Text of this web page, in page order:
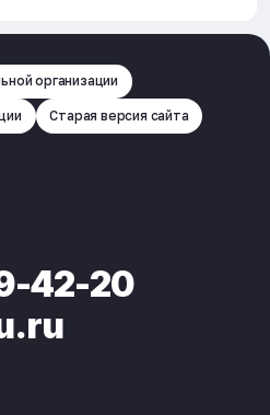
организации
Старая версия сайта
42-20